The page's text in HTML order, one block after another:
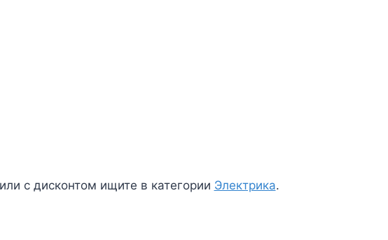
с дисконтом ищите в категории Электрика.